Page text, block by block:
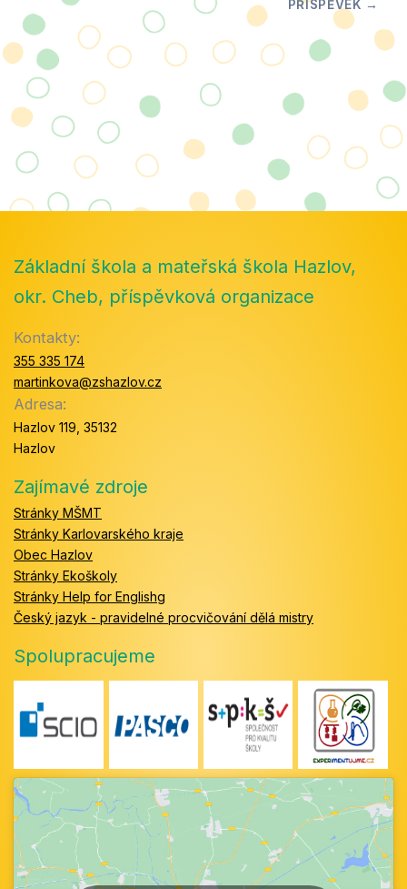
Základní škola a mateřská škola Hazlov,
okr. Cheb, příspěvková organizace
Kontakty:
355 335 174
martinkova@zshazlov.cz
Adresa:
Hazlov 119, 35132
Hazlov
Zajímavé zdroje
Stránky MŠMT
Stránky Karlovarského kraje
Obec Hazlov
Stránky Ekoškoly
Stránky Help for Englishg
Český jazyk - pravidelné procvičování dělá mistry
Spolupracujeme